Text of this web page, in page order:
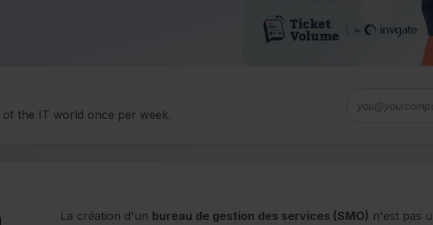
of the IT world once per week.
La création d'un bureau de gestion des services (SMO) n'est pas